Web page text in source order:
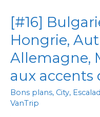
[#16]
Hongrie,
Allemagne,
aux accents
Bons plans, City,
VanTrip